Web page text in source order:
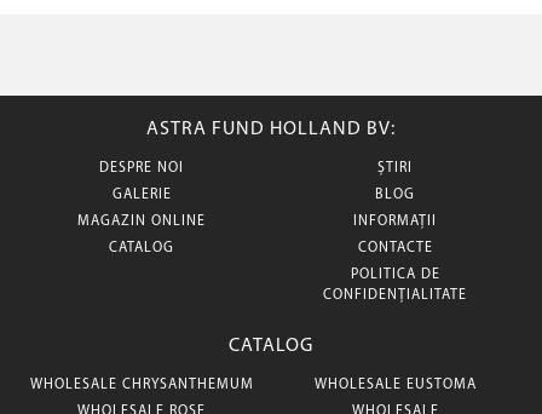
ASTRA FUND HOLLAND BV:
DESPRE NOI
GALERIE
MAGAZIN ONLINE
CATALOG
ȘTIRI
BLOG
INFORMAȚII
CONTACTE
POLITICA DE
CONFIDENȚIALITATE
CATALOG
WHOLESALE CHRYSANTHEMUM
WHOLESALE EUSTOMA